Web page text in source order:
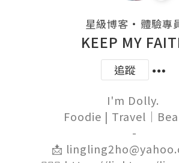
星級博客 ・ 體驗專
KEEP MY
追蹤
I'm Dolly.
-
📩